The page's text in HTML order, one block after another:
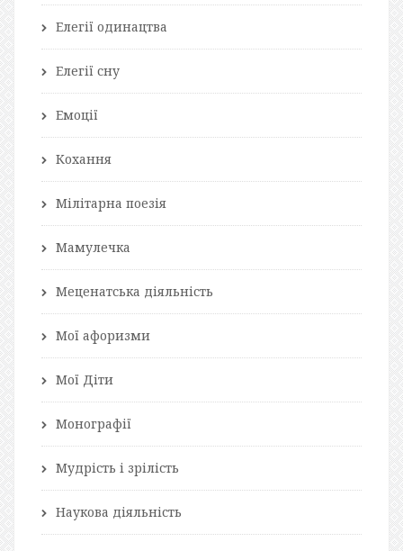
Елегії одинацтва
Елегії сну
Емоції
Кохання
Мілітарна поезія
Мамулечка
Меценатська діяльність
Мої афоризми
Мої Діти
Монографії
Мудрість і зрілість
Наукова діяльність